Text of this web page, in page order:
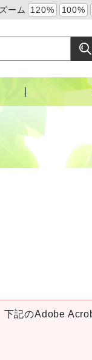
ズーム 120% 100%
記のAdobe